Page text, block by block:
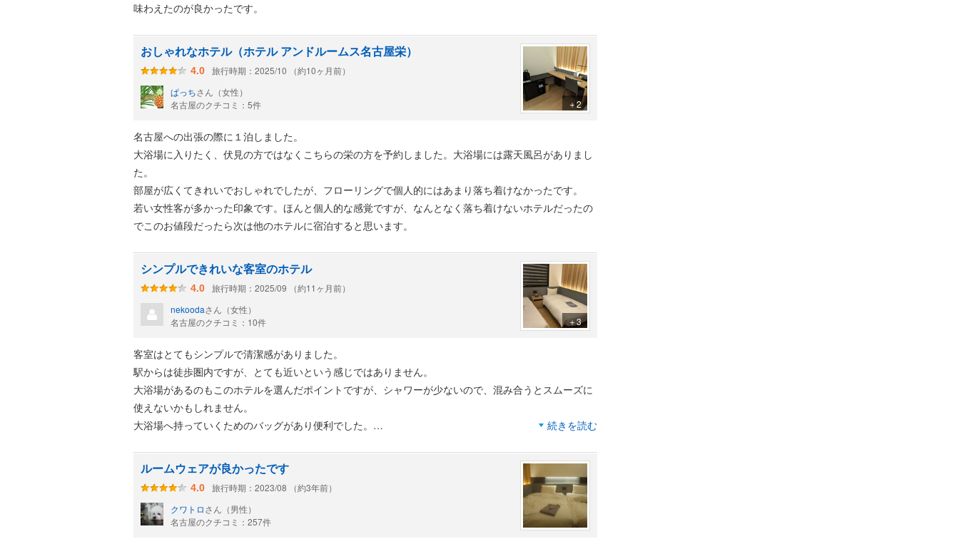
味わえたのが良かったです。
おしゃれなホテル（ホテル アンドルームス名古屋栄）
4.0
旅行時期：2025/10 （約10ヶ月前）
ぱっちさん（女性）
名古屋のクチコミ：5件
＋2
名古屋への出張の際に１泊しました。
大浴場に入りたく、伏見の方ではなくこちらの栄の方を予約しました。大浴場には露天風呂がありまし
た。
部屋が広くてきれいでおしゃれでしたが、フローリングで個人的にはあまり落ち着けなかったです。
若い女性客が多かった印象です。ほんと個人的な感覚ですが、なんとなく落ち着けないホテルだったの
でこのお値段だったら次は他のホテルに宿泊すると思います。
シンプルできれいな客室のホテル
4.0
旅行時期：2025/09 （約11ヶ月前）
nekoodaさん（女性）
名古屋のクチコミ：10件
＋3
客室はとてもシンプルで清潔感がありました。
駅からは徒歩圏内ですが、とても近いという感じではありません。
大浴場があるのもこのホテルを選んだポイントですが、シャワーが少ないので、混み合うとスムーズに
使えないかもしれません。
大浴場へ持っていくためのバッグがあり便利でした。
朝食は、サンド（複数あり）かサラダプレートをチェックイン時に選ぶようになっています。客室への
デリバリーもあるとのことですが、せっかくなのでカフェでいただきました。
サンドはとてもおいしかったです。
続きを読む
ルームウェアが良かったです
4.0
旅行時期：2023/08 （約3年前）
クワトロさん（男性）
名古屋のクチコミ：257件